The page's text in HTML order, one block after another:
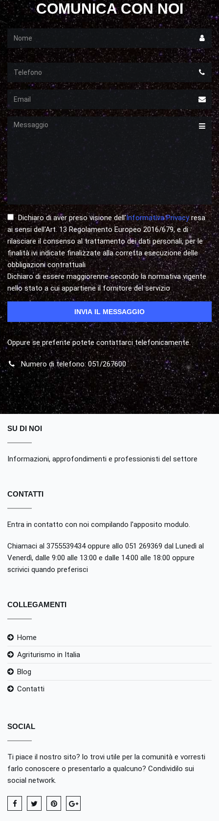
COMUNICA CON NOI
Messaggio
Dichiaro di aver preso visione dell'Informativa Privacyresa
ai sensi dell'Art. 13 Regolamento Europeo 2016/679, e di
rilasciare il consenso al trattamento dei dati personali, per le
finalità ivi indicate finalizzate alla corretta esecuzione delle
obbligazioni contrattuali
Dichiaro di essere maggiorenne secondo la normativa vigente
nello stato a cui appartiene il fornitore del servizio
Oppure se preferite potete contattarci telefonicamente.
Numero di telefono: 051/267600
SU DI NOI
Informazioni, approfondimenti e professionisti del settore
CONTATTI
Entra in contatto con noi compilando l'apposito modulo.
Chiamaci al 3755539434 oppure allo 051 269369 dal Lunedì al
Venerdì, dalle 9:00 alle 13:00 e dalle 14:00 alle 18:00 oppure
scrivici quando preferisci
COLLEGAMENTI
Home
Agriturismo in Italia
Blog
Contatti
SOCIAL
Ti piace il nostro sito? lo trovi utile per la comunità e vorresti
farlo conoscere o presentarlo a qualcuno? Condividilo sui
social network.